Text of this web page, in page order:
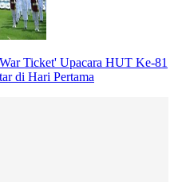
Ticket' Upacara HUT Ke-81
di Hari Pertama